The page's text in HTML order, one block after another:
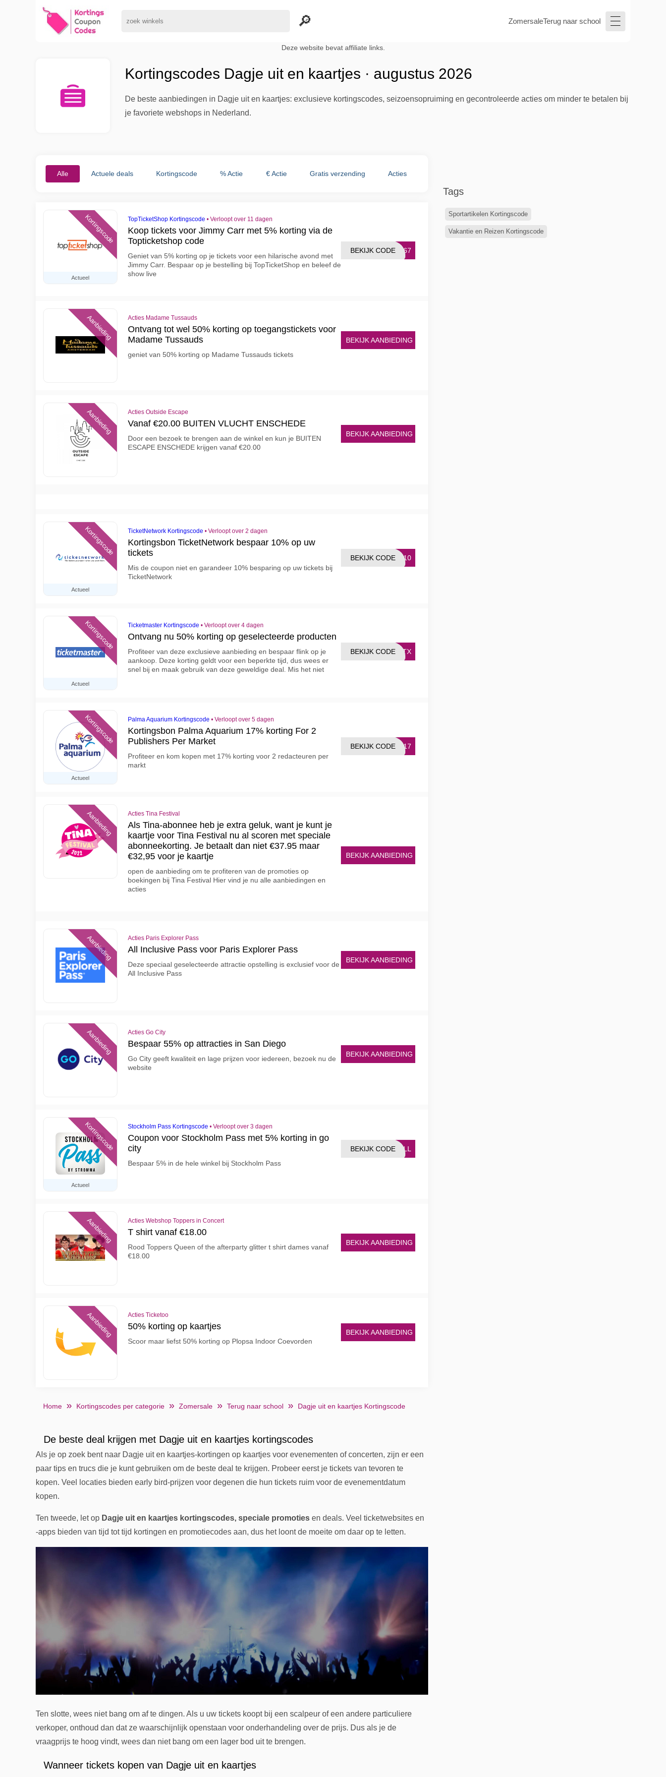
ZomersaleTerug naar school
Deze website bevat affiliate links.
Kortingscodes Dagje uit en kaartjes · augustus 2026
De beste aanbiedingen in Dagje uit en kaartjes: exclusieve kortingscodes, seizoensopruiming en gecontroleerde acties om minder te betalen bij
je favoriete webshops in Nederland.
Alle Actuele deals Kortingscode % Actie € Actie Gratis verzending Acties
Actueel
Kortingscode TopTicketShop Kortingscode • Verloopt over 11 dagen
Koop tickets voor Jimmy Carr met 5% korting via de
Topticketshop code
Geniet van 5% korting op je tickets voor een hilarische avond met
Jimmy Carr. Bespaar op je bestelling bij TopTicketShop en beleef de
show live
8867
BEKIJK CODE
Aanbieding Acties Madame Tussauds
Ontvang tot wel 50% korting op toegangstickets voor
Madame Tussauds
geniet van 50% korting op Madame Tussauds tickets
BEKIJK AANBIEDING
Aanbieding Acties Outside Escape
Vanaf €20.00 BUITEN VLUCHT ENSCHEDE
Door een bezoek te brengen aan de winkel en kun je BUITEN
ESCAPE ENSCHEDE krijgen vanaf €20.00
BEKIJK AANBIEDING
Actueel
Kortingscode TicketNetwork Kortingscode • Verloopt over 2 dagen
Kortingsbon TicketNetwork bespaar 10% op uw
tickets
Mis de coupon niet en garandeer 10% besparing op uw tickets bij
TicketNetwork
VE10
BEKIJK CODE
Actueel
Kortingscode Ticketmaster Kortingscode • Verloopt over 4 dagen
Ontvang nu 50% korting op geselecteerde producten
Profiteer van deze exclusieve aanbieding en bespaar flink op je
aankoop. Deze korting geldt voor een beperkte tijd, dus wees er
snel bij en maak gebruik van deze geweldige deal. Mis het niet
MNTX
BEKIJK CODE
Actueel
Kortingscode Palma Aquarium Kortingscode • Verloopt over 5 dagen
Kortingsbon Palma Aquarium 17% korting For 2
Publishers Per Market
Profiteer en kom kopen met 17% korting voor 2 redacteuren per
markt
UM17
BEKIJK CODE
Aanbieding Acties Tina Festival
Als Tina-abonnee heb je extra geluk, want je kunt je
kaartje voor Tina Festival nu al scoren met speciale
abonneekorting. Je betaalt dan niet €37.95 maar
€32,95 voor je kaartje
open de aanbieding om te profiteren van de promoties op
boekingen bij Tina Festival Hier vind je nu alle aanbiedingen en
acties
BEKIJK AANBIEDING
Aanbieding Acties Paris Explorer Pass
All Inclusive Pass voor Paris Explorer Pass
Deze speciaal geselecteerde attractie opstelling is exclusief voor de
All Inclusive Pass
BEKIJK AANBIEDING
Aanbieding Acties Go City
Bespaar 55% op attracties in San Diego
Go City geeft kwaliteit en lage prijzen voor iedereen, bezoek nu de
website
BEKIJK AANBIEDING
Actueel
Kortingscode Stockholm Pass Kortingscode • Verloopt over 3 dagen
Coupon voor Stockholm Pass met 5% korting in go
city
Bespaar 5% in de hele winkel bij Stockholm Pass
OALL
BEKIJK CODE
Aanbieding Acties Webshop Toppers in Concert
T shirt vanaf €18.00
Rood Toppers Queen of the afterparty glitter t shirt dames vanaf
€18.00
BEKIJK AANBIEDING
Aanbieding Acties Ticketoo
50% korting op kaartjes
Scoor maar liefst 50% korting op Plopsa Indoor Coevorden
BEKIJK AANBIEDING
Home Kortingscodes per categorie Zomersale Terug naar school Dagje uit en kaartjes Kortingscode
De beste deal krijgen met Dagje uit en kaartjes kortingscodes
Als je op zoek bent naar Dagje uit en kaartjes-kortingen op kaartjes voor evenementen of concerten, zijn er een
paar tips en trucs die je kunt gebruiken om de beste deal te krijgen. Probeer eerst je tickets van tevoren te
kopen. Veel locaties bieden early bird-prijzen voor degenen die hun tickets ruim voor de evenementdatum
kopen.
Ten tweede, let op Dagje uit en kaartjes kortingscodes, speciale promoties en deals. Veel ticketwebsites en
-apps bieden van tijd tot tijd kortingen en promotiecodes aan, dus het loont de moeite om daar op te letten.
Ten slotte, wees niet bang om af te dingen. Als u uw tickets koopt bij een scalpeur of een andere particuliere
verkoper, onthoud dan dat ze waarschijnlijk openstaan voor onderhandeling over de prijs. Dus als je de
vraagprijs te hoog vindt, wees dan niet bang om een lager bod uit te brengen.
Wanneer tickets kopen van Dagje uit en kaartjes
Tags
Sportartikelen Kortingscode
Vakantie en Reizen Kortingscode